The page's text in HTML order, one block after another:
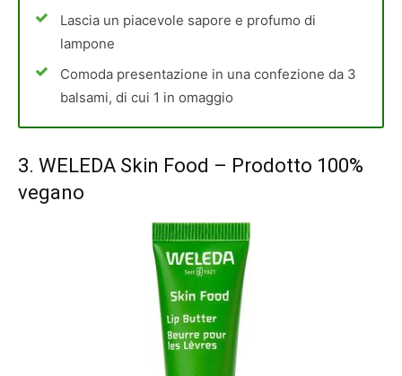
Lascia un piacevole sapore e profumo di
lampone
Comoda presentazione in una confezione da 3
balsami, di cui 1 in omaggio
3. WELEDA Skin Food – Prodotto 100%
vegano